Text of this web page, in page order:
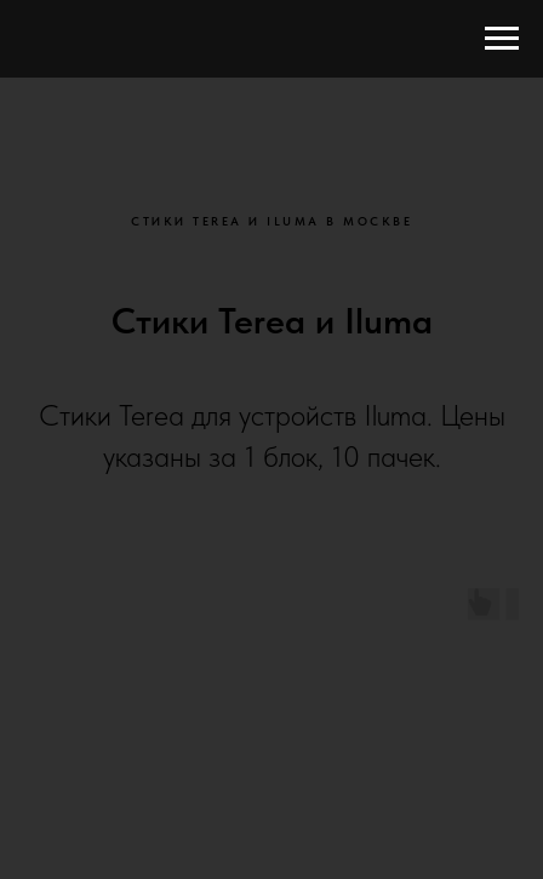
СТИКИ TEREA И ILUMA В МОСКВЕ
Стики Terea и Iluma
Стики Terea для устройств Iluma. Цены
указаны за 1 блок, 10 пачек.